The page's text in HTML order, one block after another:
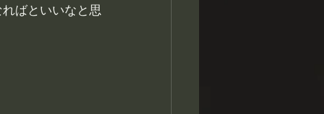
ばといいなと思